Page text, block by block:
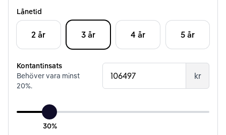
Lånetid
2 år 3 år 4 år 5 år
Kontantinsats
Behöver vara minst
20%.
kr
30%